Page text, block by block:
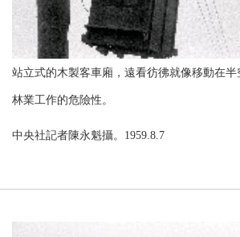
站立式的木製客車廂，遠看彷彿就像移動在
林業工作的危險性。
中央社記者陳永魁攝。1959.8.7